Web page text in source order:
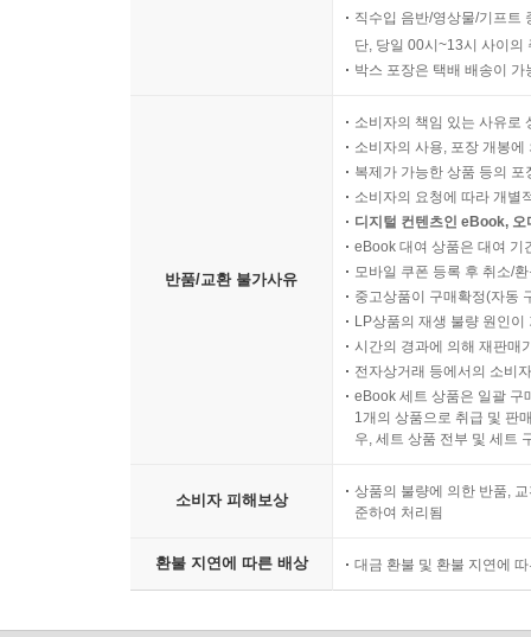
직수입 음반/영상물/기프트
단, 당일 00시~13시 사이의
박스 포장은 택배 배송이
반품/교환 불가사유
소비자의 책임 있는 사유로
소비자의 사용, 포장 개봉
복제가 가능한 상품 등의
소비자의 요청에 따라 개별
디지털 컨텐츠인 eBook,
eBook 대여 상품은 대여 기
모바일 쿠폰 등록 후 취소/
중고상품이 구매확정(자동
LP상품의 재생 불량 원인
시간의 경과에 의해 재판매
전자상거래 등에서의 소비
eBook 세트 상품은 일괄 구
1개의 상품으로 취급 및 판
우, 세트 상품 전부 및 세트
소비자 피해보상
상품의 불량에 의한 반품,
준하여 처리됨
환불 지연에 따른 배상 대금 환불 및 환불 지연에